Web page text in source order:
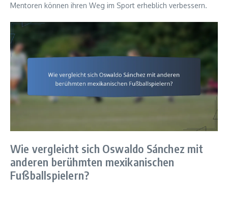
Mentoren können ihren Weg im Sport erheblich verbessern.
Wie vergleicht sich Oswaldo Sánchez mit
anderen berühmten mexikanischen
Fußballspielern?